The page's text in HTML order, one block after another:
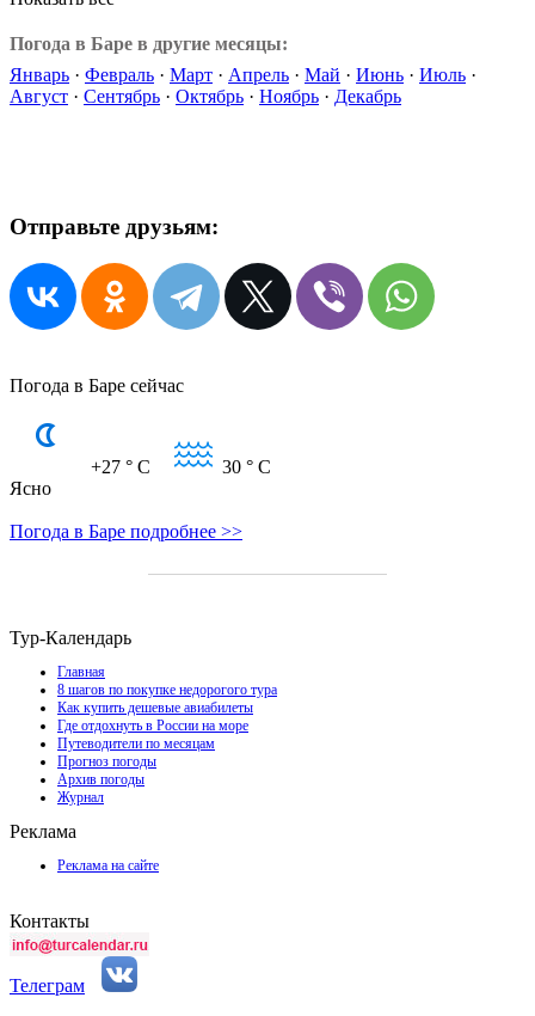
Погода в Баре в другие месяцы:
Январь · Февраль · Март · Апрель · Май · Июнь · Июль ·
Август · Сентябрь · Октябрь · Ноябрь · Декабрь
Отправьте друзьям:
Погода в Баре сейчас
+27 ° C 30 ° C
Ясно
Погода в Баре подробнее >>
Тур-Календарь
Главная
8 шагов по покупке недорогого тура
Как купить дешевые авиабилеты
Где отдохнуть в России на море
Путеводители по месяцам
Прогноз погоды
Архив погоды
Журнал
Реклама
Реклама на сайте
Контакты
Телеграм